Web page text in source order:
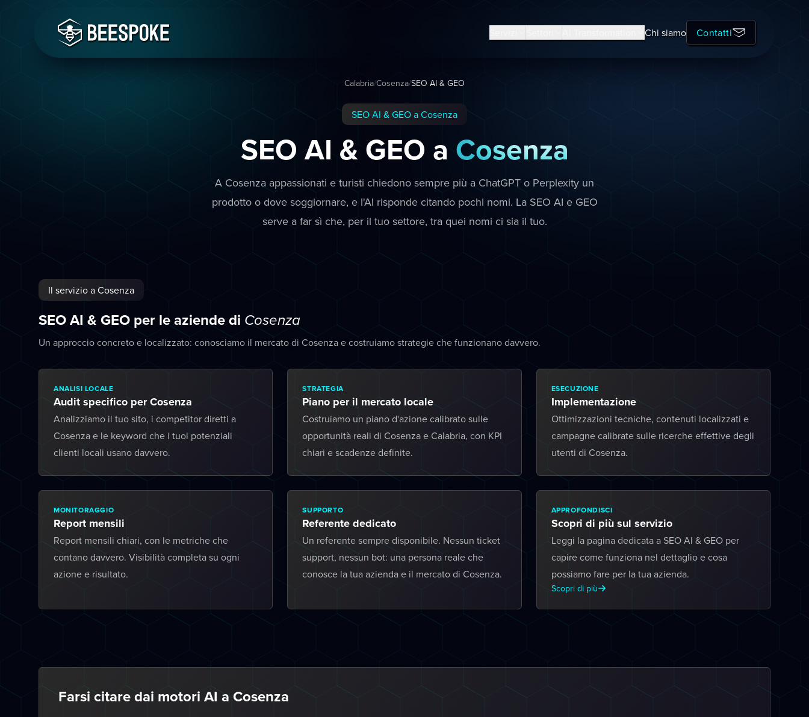
Chi siamo Contatti
Calabria/Cosenza/SEO AI & GEO
SEO AI & GEO a Cosenza
SEO AI & GEO a Cosenza
A Cosenza appassionati e turisti chiedono sempre più a ChatGPT o Perplexity un
prodotto o dove soggiornare, e l'AI risponde citando pochi nomi. La SEO AI e GEO
serve a far sì che, per il tuo settore, tra quei nomi ci sia il tuo.
Il servizio a Cosenza
SEO AI & GEO per le aziende di Cosenza
Un approccio concreto e localizzato: conosciamo il mercato di Cosenza e costruiamo strategie che funzionano davvero.
ANALISI LOCALE
Audit specifico per Cosenza
Analizziamo il tuo sito, i competitor diretti a
Cosenza e le keyword che i tuoi potenziali
clienti locali usano davvero.
STRATEGIA
Piano per il mercato locale
Costruiamo un piano d'azione calibrato sulle
opportunità reali di Cosenza e Calabria, con KPI
chiari e scadenze definite.
ESECUZIONE
Implementazione
Ottimizzazioni tecniche, contenuti localizzati e
campagne calibrate sulle ricerche effettive degli
utenti di Cosenza.
MONITORAGGIO
Report mensili
Report mensili chiari, con le metriche che
contano davvero. Visibilità completa su ogni
azione e risultato.
SUPPORTO
Referente dedicato
Un referente sempre disponibile. Nessun ticket
support, nessun bot: una persona reale che
conosce la tua azienda e il mercato di Cosenza.
APPROFONDISCI
Scopri di più sul servizio
Leggi la pagina dedicata a SEO AI & GEO per
capire come funziona nel dettaglio e cosa
possiamo fare per la tua azienda.
Scopri di più
Farsi citare dai motori AI a Cosenza